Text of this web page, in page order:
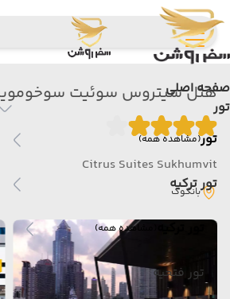
صفحه اصلی
تور
تور(مشاهده همه)
تور ترکیه
(مشاهده همه)
تور فتحیه
هتل سیتروس سوئیت
Citrus Suites Sukhumvit
بانکوک